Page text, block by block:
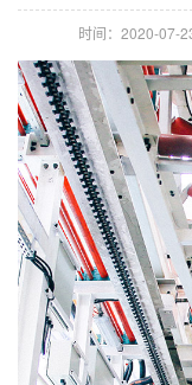
时间：2020-07-